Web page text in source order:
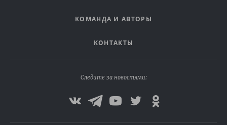
КОМАНДА И АВТОРЫ
КОНТАКТЫ
Следите за новостями: